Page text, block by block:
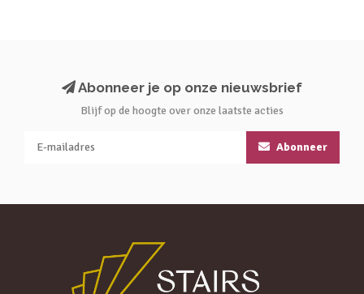
Abonneer je op onze nieuwsbrief
Blijf op de hoogte over onze laatste acties
Abonneer